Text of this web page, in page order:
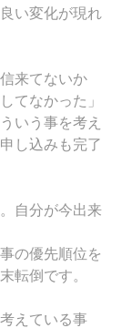
い変化が現れ
来てないか
てなかった」
いう事を考え
し込みも完了
自分が今出来
の優先順位を
転倒です。
えている事